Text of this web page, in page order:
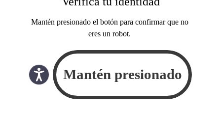
Mantén presionado el botón para confirmar que no
eres un robot.